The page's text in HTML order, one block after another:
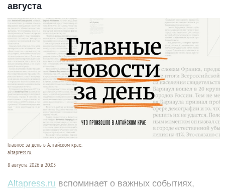
августа
Главное за день в Алтайском крае.
altapress.ru.
8 августа 2026 в 20:05
Altapress.ru вспоминает о важных событиях,